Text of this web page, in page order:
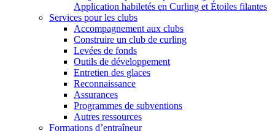
Application habiletés en Curling et Étoiles filantes
Services pour les clubs
Accompagnement aux clubs
Construire un club de curling
Levées de fonds
Outils de développement
Entretien des glaces
Reconnaissance
Assurances
Programmes de subventions
Autres ressources
Formations d’entraîneur